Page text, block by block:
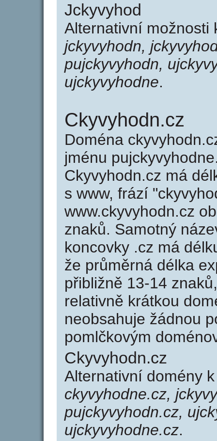
Jckyvyhod
Alternativní možnosti
jckyvyhodn,
pujckyvyhodn,
ujckyvyhodne.
Ckyvyhodn.cz
Doména
jménu
Ckyvyhodn.cz má
s www, frází
www.ckyvyhodn.cz
znaků. Samotný
koncovky .cz má
že průměrná délka
přibližně 13-14
relativně krátkou
neobsahuje žádnou
pomlčkovým
Ckyvyhodn.cz
Alternativní domény
ckyvyhodne.cz,
pujckyvyhodn.cz,
ujckyvyhodne.cz.